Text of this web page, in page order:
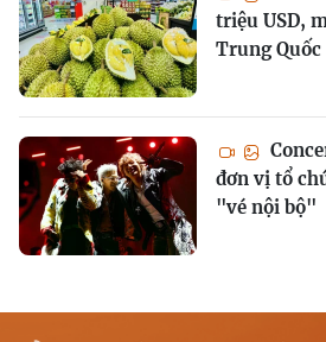
triệu USD,
Trung Quốc
đơn vị tổ
"vé nội bộ"